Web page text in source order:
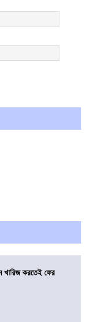
খারিজ করতেই ফের